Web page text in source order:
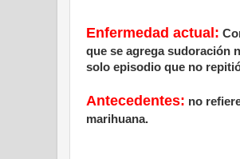
Enfermedad actual:
que se agrega sudoración
solo episodio que no
Antecedentes: no
marihuana.